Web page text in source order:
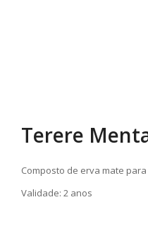
Terere
Composto de erva mate
Validade: 2 anos